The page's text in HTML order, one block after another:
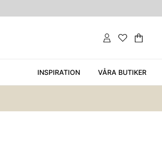
.
INSPIRATION VÅRA BUTIKER